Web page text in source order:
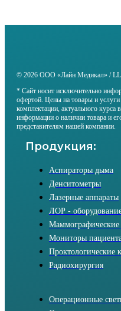
© 2026 ООО «Лайн Медикал» /
* Сайт носит исключительно
офертой. Цены на товары и
комплектации, актуального
информации о наличии товара и
представителям нашей компании.
Продукция:
Аспираторы дыма
Денситометры
Лазерные аппараты
ЛОР -
Маммографические
Мониторы
Проктологические
Радиохирургия
Операционные